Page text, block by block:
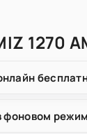
1270
фоновом